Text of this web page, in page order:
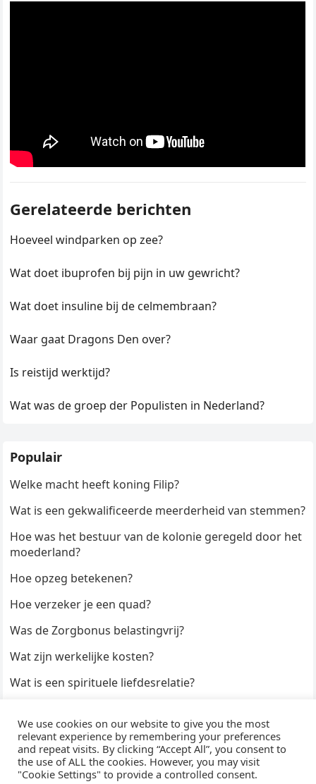
Gerelateerde berichten
Hoeveel windparken op zee?
Wat doet ibuprofen bij pijn in uw gewricht?
Wat doet insuline bij de celmembraan?
Waar gaat Dragons Den over?
Is reistijd werktijd?
Wat was de groep der Populisten in Nederland?
Populair
Welke macht heeft koning Filip?
Wat is een gekwalificeerde meerderheid van stemmen?
Hoe was het bestuur van de kolonie geregeld door het
moederland?
Hoe opzeg betekenen?
Hoe verzeker je een quad?
Was de Zorgbonus belastingvrij?
Wat zijn werkelijke kosten?
Wat is een spirituele liefdesrelatie?
Hoe duur zijn Keukendeurtjes?
© 2026WijzeAntwoorden- Thema doorWPEnjoy· Aangedreven door
We use cookies on our website to give you the most
relevant experience by remembering your preferences
and repeat visits. By clicking “Accept All”, you consent to
the use of ALL the cookies. However, you may visit
"Cookie Settings" to provide a controlled consent.